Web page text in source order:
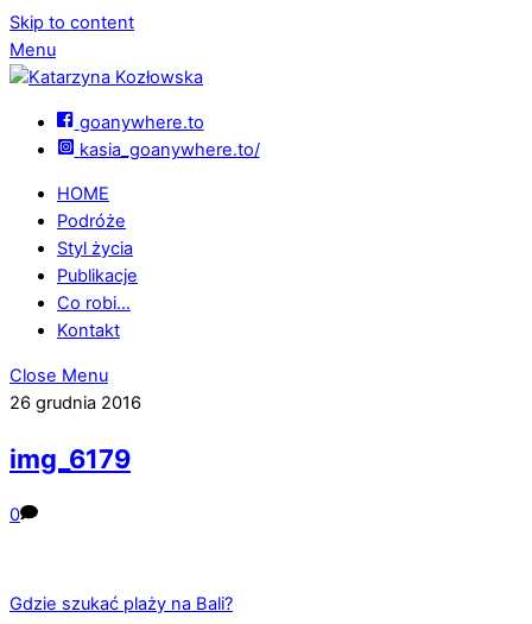
Skip to content
Menu
goanywhere.to
kasia_goanywhere.to/
HOME
Podróże
Styl życia
Publikacje
Co robi…
Kontakt
Close Menu
26 grudnia 2016
img_6179
0
Gdzie szukać plaży na Bali?